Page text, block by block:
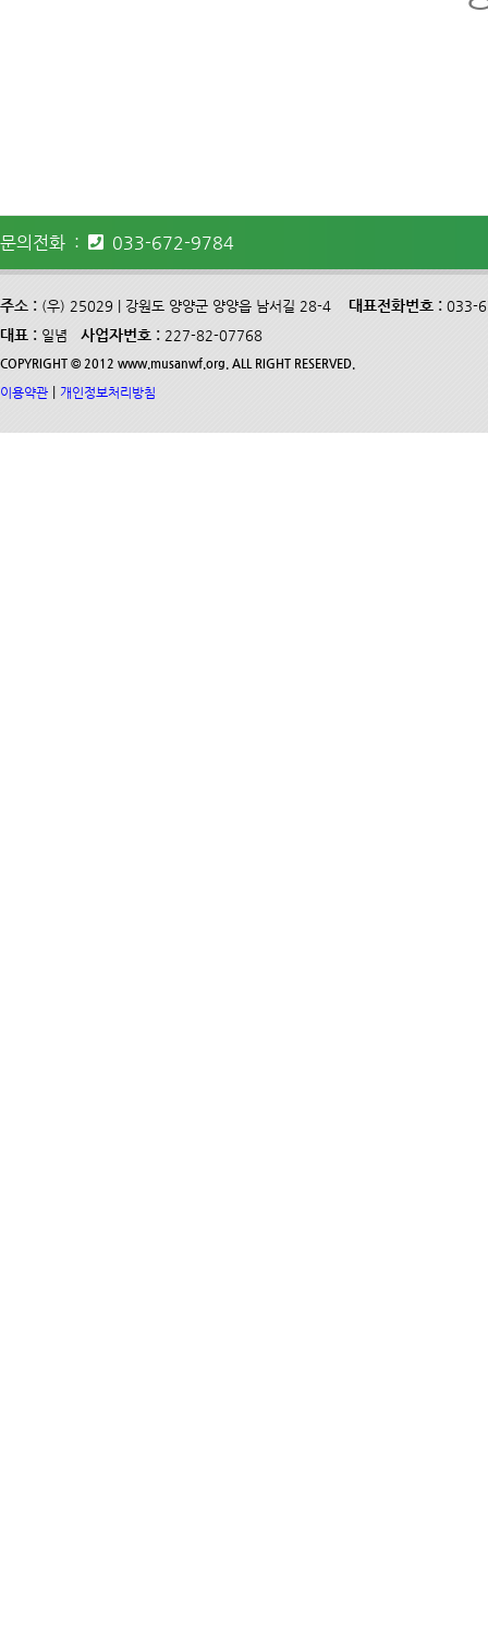
문의전화 : 033-672-9784
주소 : (우) 25029 | 강원도 양양군 양양읍 남서길 28-4 대표전화번호 : 033-
대표 : 일념 사업자번호 : 227-82-07768
COPYRIGHT © 2012 www.musanwf.org. ALL RIGHT RESERVED.
이용약관 개인정보처리방침